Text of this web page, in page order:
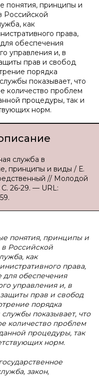
понятия, принципы и
Российской
как
права,
обеспечения
управления и, в
прав и свобод
порядка
показывает, что
количество проблем
процедуры, так и
норм.
служба в
принципы и виды / Е.
// Молодой
26-29. — URL:
понятия, принципы и
Российской
как
права,
обеспечения
управления и, в
прав и свобод
порядка
показывает, что
количество проблем
процедуры, так
норм.
закон,